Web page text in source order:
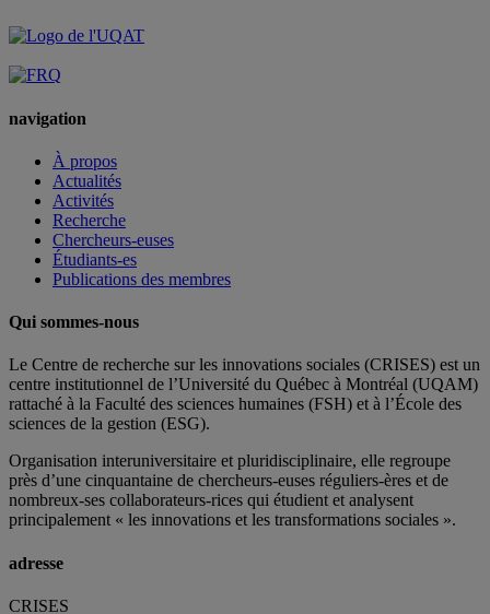
navigation
À propos
Actualités
Activités
Recherche
Chercheurs-euses
Étudiants-es
Publications des membres
Qui sommes-nous
Le Centre de recherche sur les innovations sociales (CRISES) est un
centre institutionnel de l’Université du Québec à Montréal (UQAM)
rattaché à la Faculté des sciences humaines (FSH) et à l’École des
sciences de la gestion (ESG).
Organisation interuniversitaire et pluridisciplinaire, elle regroupe
près d’une cinquantaine de chercheurs-euses réguliers-ères et de
nombreux-ses collaborateurs-rices qui étudient et analysent
principalement « les innovations et les transformations sociales ».
adresse
CRISES